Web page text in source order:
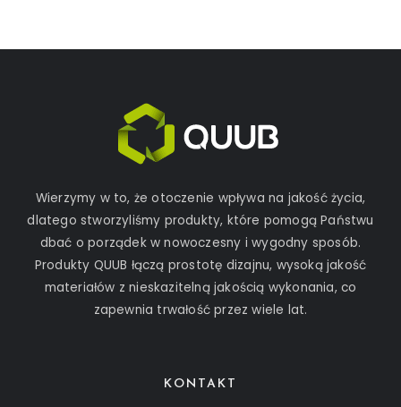
Wierzymy w to, że otoczenie wpływa na jakość życia,
dlatego stworzyliśmy produkty, które pomogą Państwu
dbać o porządek w nowoczesny i wygodny sposób.
Produkty QUUB łączą prostotę dizajnu, wysoką jakość
materiałów z nieskazitelną jakością wykonania, co
zapewnia trwałość przez wiele lat.
KONTAKT